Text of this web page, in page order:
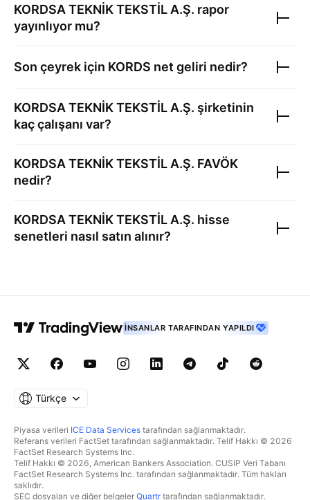
KORDSA TEKNİK TEKSTİL A.Ş. rapor
yayınlıyor mu?
Son çeyrek için KORDS net geliri nedir?
KORDSA TEKNİK TEKSTİL A.Ş. şirketinin
kaç çalışanı var?
KORDSA TEKNİK TEKSTİL A.Ş. FAVÖK
nedir?
KORDSA TEKNİK TEKSTİL A.Ş. hisse
senetleri nasıl satın alınır?
İNSANLAR TARAFINDAN YAPILDI
Türkçe
Piyasa verileri ICE Data Services tarafından sağlanmaktadır.
Referans verileri FactSet tarafından sağlanmaktadır. Telif Hakkı © 2026
FactSet Research Systems Inc.
Telif Hakkı © 2026, American Bankers Association. CUSIP Veri Tabanı
FactSet Research Systems Inc. tarafından sağlanmaktadır. Tüm hakları
saklıdır.
SEC dosyaları ve diğer belgeler Quartrtarafından sağlanmaktadır.